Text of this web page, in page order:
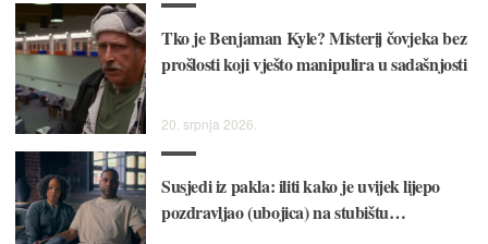
Tko je Benjaman Kyle? Misterij čovjeka bez
prošlosti koji vješto manipulira u sadašnjosti
20. srpnja 2026.
Susjedi iz pakla: iliti kako je uvijek lijepo
pozdravljao (ubojica) na stubištu…